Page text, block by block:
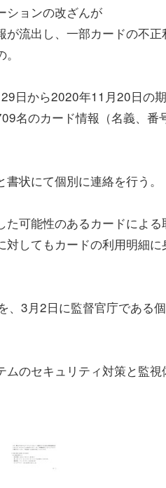
ションの改ざんが
流出し、一部カードの不
日から2020年11月20日の
名のカード情報（名義、番
状にて個別に連絡を行う。
可能性のあるカードによ
してもカードの利用明細
、3月2日に監督官庁である
のセキュリティ対策と監